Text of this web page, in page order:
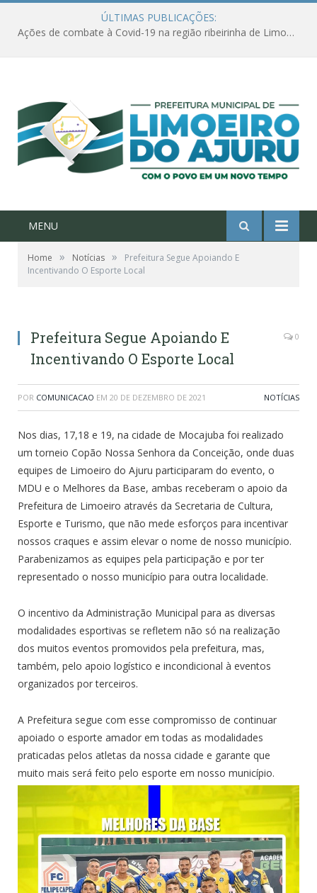
ÚLTIMAS PUBLICAÇÕES:
Ações de combate à Covid-19 na região ribeirinha de Limoeiro do Ajuru continuam
MENU
Home » Notícias »
Prefeitura Segue Apoiando E
Incentivando O Esporte Local
Prefeitura Segue Apoiando E
Incentivando O Esporte Local
0
POR COMUNICACAO EM 20 DE DEZEMBRO DE 2021 NOTÍCIAS
Nos dias, 17,18 e 19, na cidade de Mocajuba foi realizado
um torneio Copão Nossa Senhora da Conceição, onde duas
equipes de Limoeiro do Ajuru participaram do evento, o
MDU e o Melhores da Base, ambas receberam o apoio da
Prefeitura de Limoeiro através da Secretaria de Cultura,
Esporte e Turismo, que não mede esforços para incentivar
nossos craques e assim elevar o nome de nosso município.
Parabenizamos as equipes pela participação e por ter
representado o nosso município para outra localidade.
O incentivo da Administração Municipal para as diversas
modalidades esportivas se refletem não só na realização
dos muitos eventos promovidos pela prefeitura, mas,
também, pelo apoio logístico e incondicional à eventos
organizados por terceiros.
A Prefeitura segue com esse compromisso de continuar
apoiado o esporte amador em todas as modalidades
praticadas pelos atletas da nossa cidade e garante que
muito mais será feito pelo esporte em nosso município.